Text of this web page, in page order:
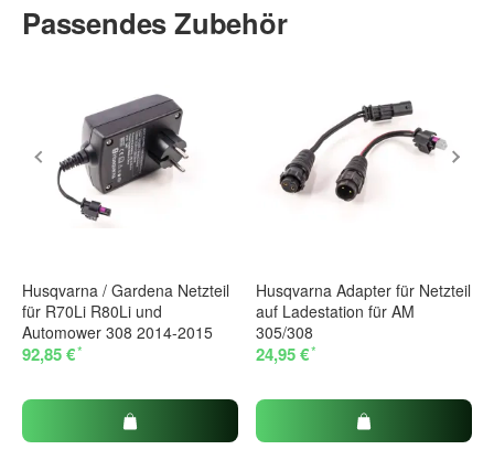
Passendes Zubehör
Husqvarna / Gardena Netzteil
für R70Li R80Li und
Automower 308 2014-2015
92,85 €*
Husqvarna Adapter für Netzteil
auf Ladestation für AM
305/308
24,95 €*